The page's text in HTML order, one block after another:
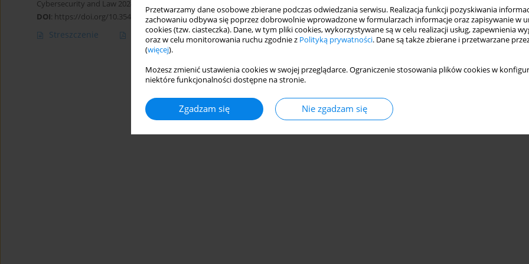
Przetwarzamy dane osobowe zbierane podczas odwiedzania serwisu. Realizacja funkcji pozyskiwania
zachowaniu odbywa się poprzez dobrowolnie wprowadzone w formularzach informacje oraz zapisywanie w
cookies (tzw. ciasteczka). Dane, w tym pliki cookies, wykorzystywane są w celu realizacji usług, zapewnienia
oraz w celu monitorowania ruchu zgodnie z Polityką prywatności. Dane są także zbierane i przetwarzane
(więcej).
Możesz zmienić ustawienia cookies w swojej przeglądarce. Ograniczenie stosowania plików cookies w
niektóre funkcjonalności dostępne na stronie.
Zgadzam się Nie zgadzam się
Cybersecurity and Law 2024;12(2):5-24
DOI: https://doi.org/10.35467/cal/188555
Streszczenie Artykuł(PDF) Statystyki